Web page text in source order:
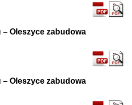
Oleszyce zabudowa
Oleszyce zabudowa